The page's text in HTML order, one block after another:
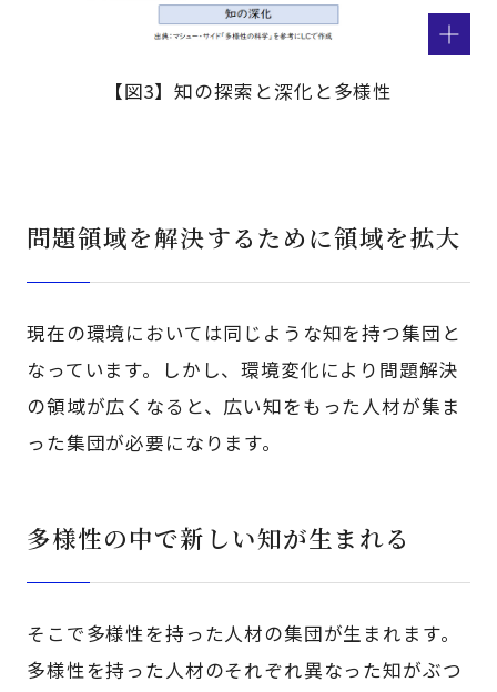
【図3】知の探索と深化と多様性
問題領域を解決するために領域を拡大
現在の環境においては同じような知を持つ集団と
なっています。しかし、環境変化により問題解決
の領域が広くなると、広い知をもった人材が集ま
った集団が必要になります。
多様性の中で新しい知が生まれる
そこで多様性を持った人材の集団が生まれます。
多様性を持った人材のそれぞれ異なった知がぶつ